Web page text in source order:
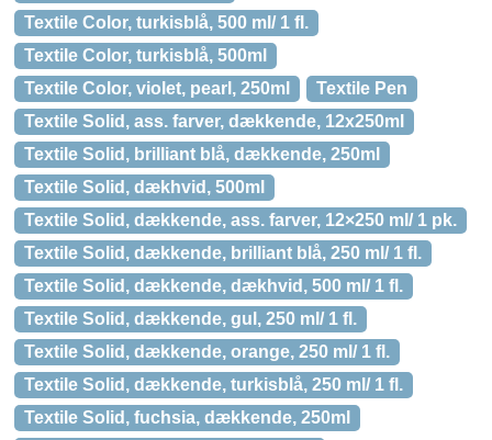
Textile Color, turkisblå, 500 ml/ 1 fl.
Textile Color, turkisblå, 500ml
Textile Color, violet, pearl, 250ml
Textile Pen
Textile Solid, ass. farver, dækkende, 12x250ml
Textile Solid, brilliant blå, dækkende, 250ml
Textile Solid, dækhvid, 500ml
Textile Solid, dækkende, ass. farver, 12×250 ml/ 1 pk.
Textile Solid, dækkende, brilliant blå, 250 ml/ 1 fl.
Textile Solid, dækkende, dækhvid, 500 ml/ 1 fl.
Textile Solid, dækkende, gul, 250 ml/ 1 fl.
Textile Solid, dækkende, orange, 250 ml/ 1 fl.
Textile Solid, dækkende, turkisblå, 250 ml/ 1 fl.
Textile Solid, fuchsia, dækkende, 250ml